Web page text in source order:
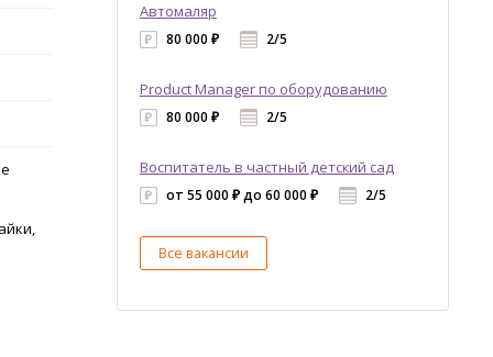
Автомаляр
80 000 ₽ 2/5
Product Manager по оборудованию
80 000 ₽ 2/5
Воспитатель в частный детский сад
от 55 000 ₽ до 60 000 ₽ 2/5
Все вакансии